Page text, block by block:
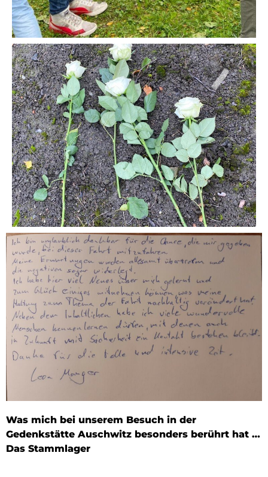
Was mich bei unserem Besuch in der
Gedenkstätte Auschwitz besonders berührt hat …
Das Stammlager